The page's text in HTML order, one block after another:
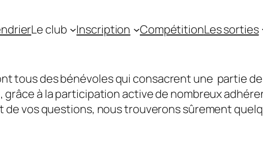
Le club Inscription CompétitionLes sorties
tous des bénévoles qui consacrent une partie
à la participation active de nombreux
vos questions, nous trouverons sûrement